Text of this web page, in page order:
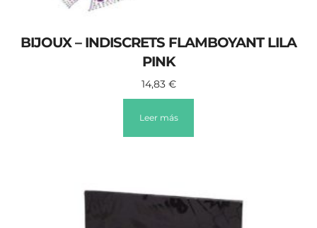
BIJOUX – INDISCRETS FLAMBOYANT LILA
PINK
14,83 €
Leer más